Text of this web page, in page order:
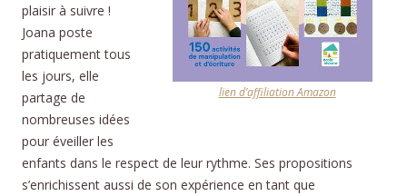
lien d’affiliation Amazon
plaisir à suivre !
Joana poste
pratiquement tous
les jours, elle
partage de
nombreuses idées
pour éveiller les
enfants dans le respect de leur rythme. Ses propositions
s’enrichissent aussi de son expérience en tant que